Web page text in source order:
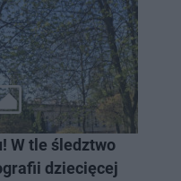
W tle śledztwo
dziecięcej